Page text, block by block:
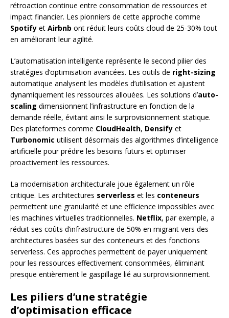
rétroaction continue entre consommation de ressources et
impact financier. Les pionniers de cette approche comme
Spotify et Airbnb ont réduit leurs coûts cloud de 25-30% tout
en améliorant leur agilité.
L’automatisation intelligente représente le second pilier des
stratégies d’optimisation avancées. Les outils de right-sizing
automatique analysent les modèles d’utilisation et ajustent
dynamiquement les ressources allouées. Les solutions d’auto-
scaling dimensionnent l’infrastructure en fonction de la
demande réelle, évitant ainsi le surprovisionnement statique.
Des plateformes comme CloudHealth, Densify et
Turbonomic utilisent désormais des algorithmes d’intelligence
artificielle pour prédire les besoins futurs et optimiser
proactivement les ressources.
La modernisation architecturale joue également un rôle
critique. Les architectures serverless et les conteneurs
permettent une granularité et une efficience impossibles avec
les machines virtuelles traditionnelles. Netflix, par exemple, a
réduit ses coûts d’infrastructure de 50% en migrant vers des
architectures basées sur des conteneurs et des fonctions
serverless. Ces approches permettent de payer uniquement
pour les ressources effectivement consommées, éliminant
presque entièrement le gaspillage lié au surprovisionnement.
Les piliers d’une stratégie
d’optimisation efficace